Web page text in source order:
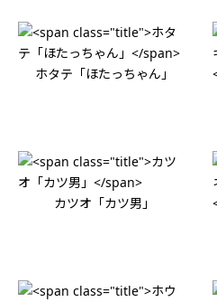
ホタテ「ほたっちゃん」
カツオ「カツ男」